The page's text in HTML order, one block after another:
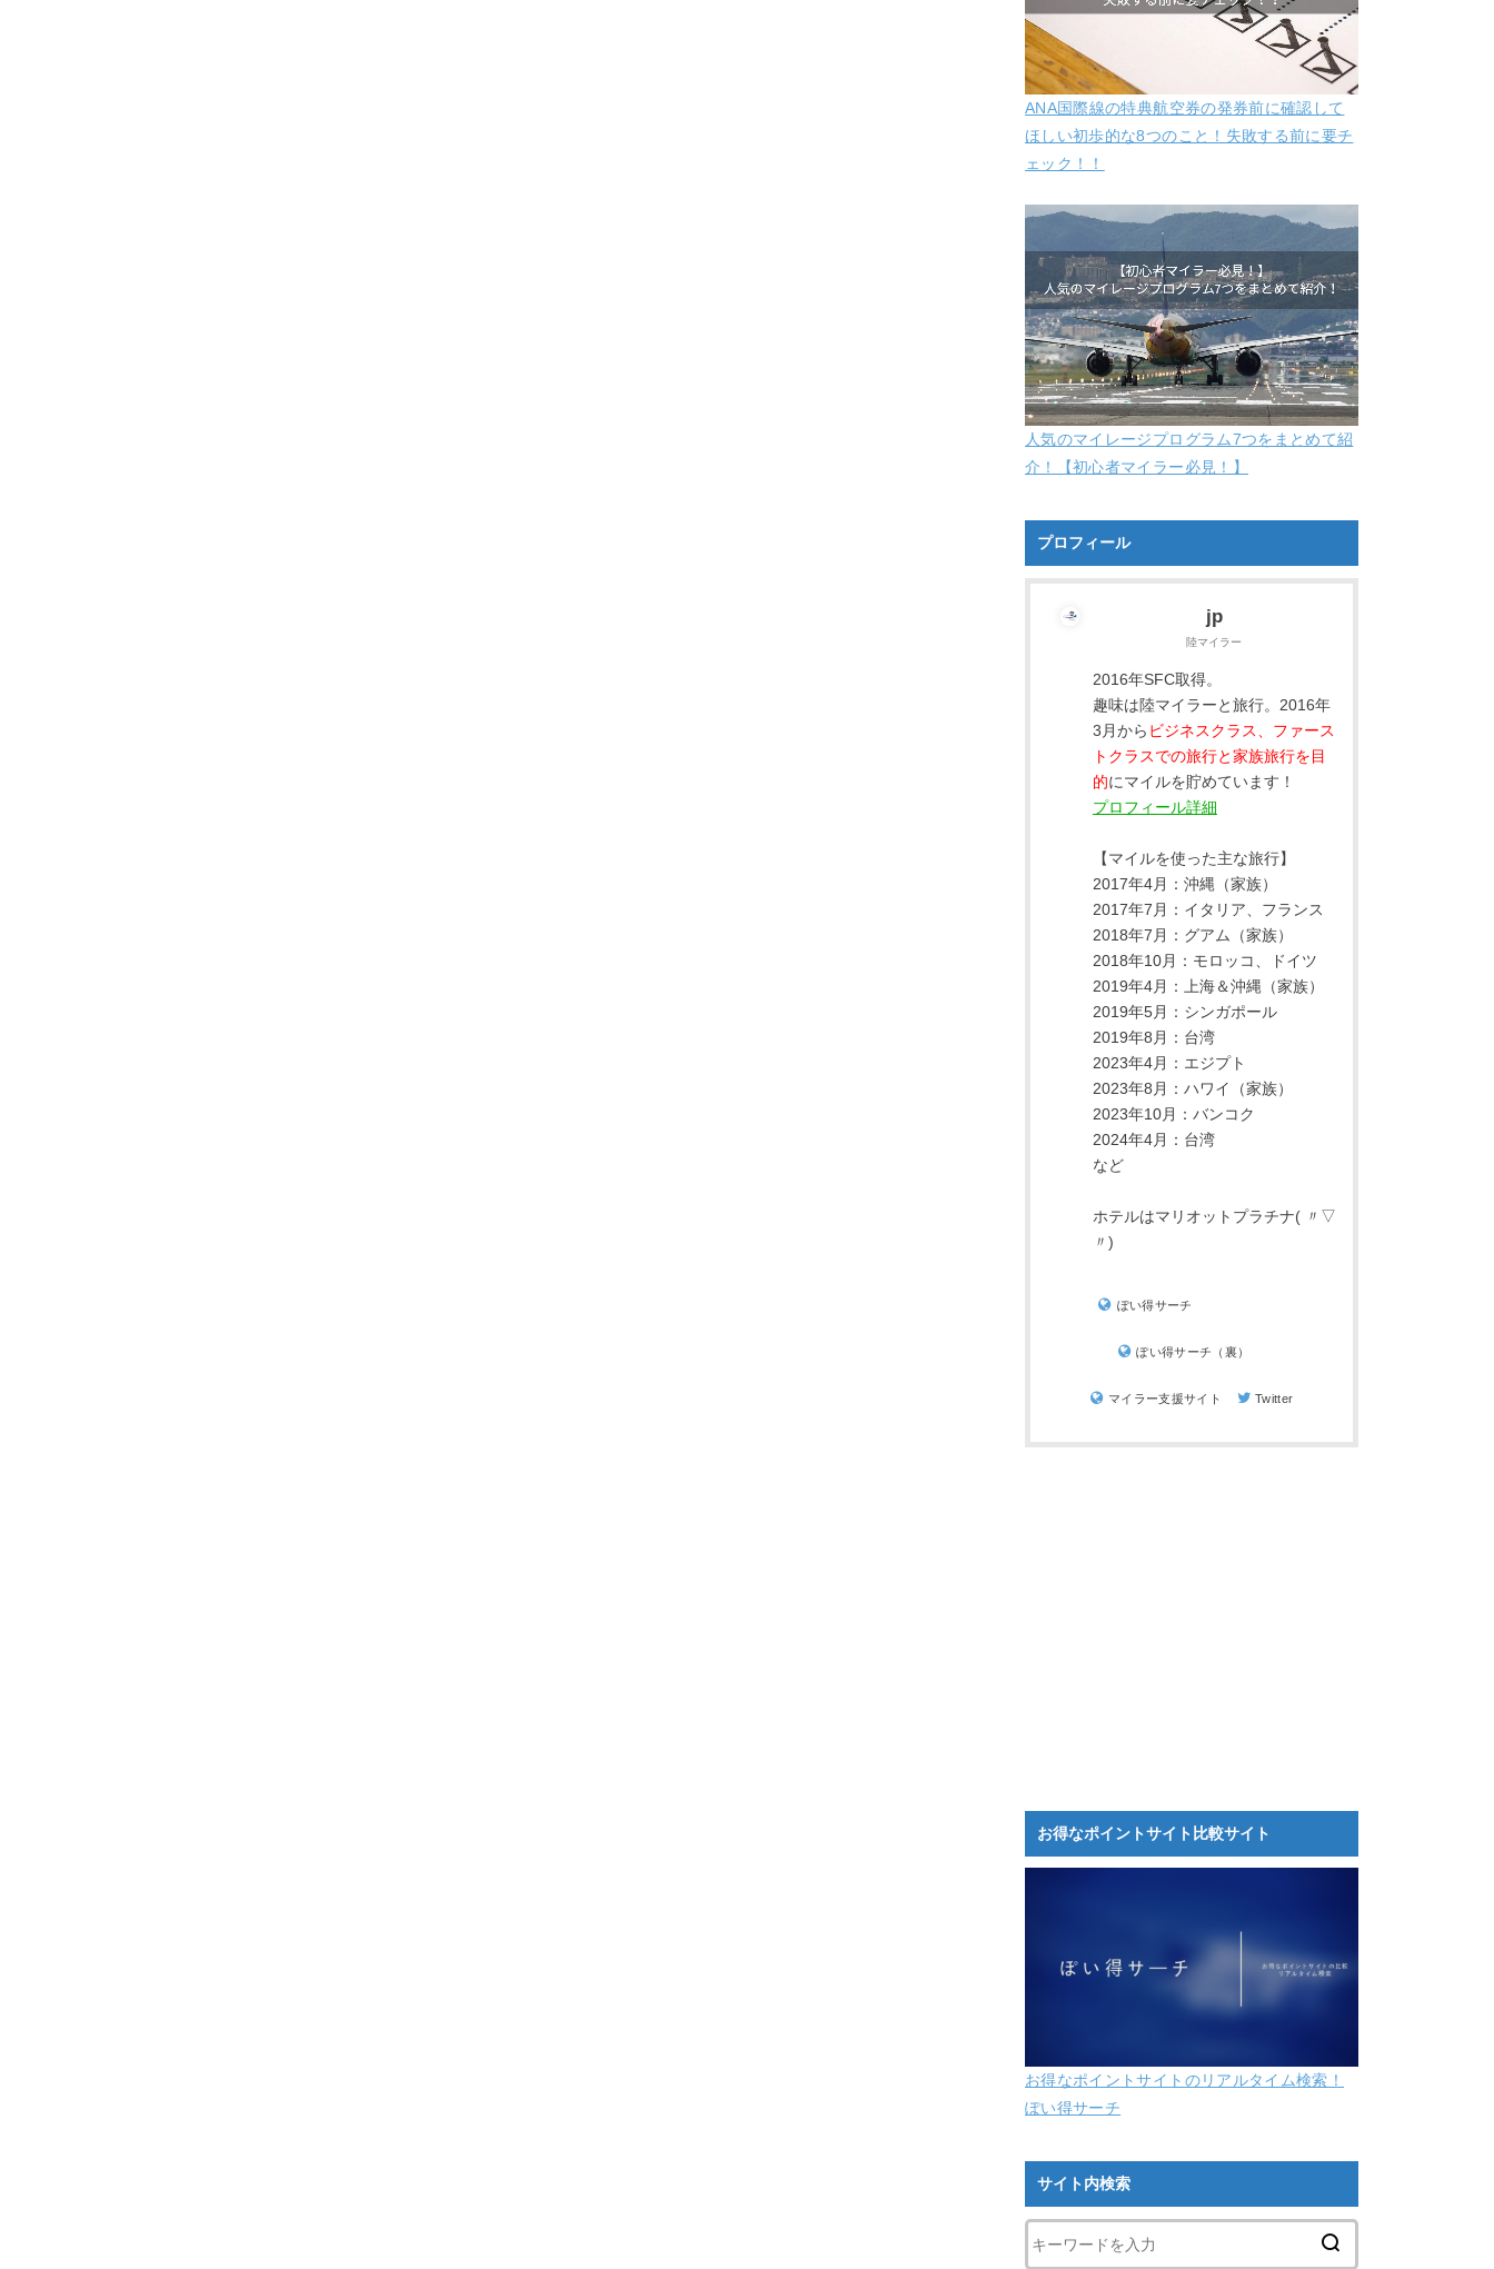
ANA国際線の特典航空券の発券前に確認して
ほしい初歩的な8つのこと！失敗する前に要チ
ェック！！
人気のマイレージプログラム7つをまとめて紹
介！【初心者マイラー必見！】
プロフィール
jp
陸マイラー
2016年SFC取得。
趣味は陸マイラーと旅行。2016年
3月から ビジネスクラス、ファース
トクラスでの旅行と家族旅行を目
的にマイルを貯めています！
プロフィール詳細
【マイルを使った主な旅行】
2017年4月：沖縄（家族）
2017年7月：イタリア、フランス
2018年7月：グアム（家族）
2018年10月：モロッコ、ドイツ
2019年4月：上海＆沖縄（家族）
2019年5月：シンガポール
2019年8月：台湾
2023年4月：エジプト
2023年8月：ハワイ（家族）
2023年10月：バンコク
2024年4月：台湾
など
ホテルはマリオットプラチナ( 〃▽
〃)
ぽい得サーチ
ぽい得サーチ（裏）
マイラー支援サイト Twitter
お得なポイントサイト比較サイト
お得なポイントサイトのリアルタイム検索！
ぽい得サーチ
サイト内検索